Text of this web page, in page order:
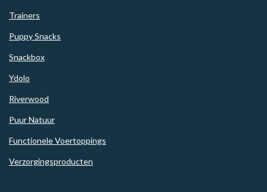
Trainers
Puppy Snacks
Snackbox
Ydolo
Riverwood
Puur Natuur
Functionele Voertoppings
Verzorgingsproducten